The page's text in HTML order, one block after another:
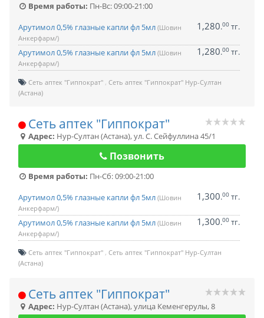
Время работы: Пн-Вс: 09:00-21:00
Арутимол 0,5% глазные капли фл 5мл (Шовин
Анкерфарм/)
1,280.00 тг.
Арутимол 0,5% глазные капли фл 5мл (Шовин
Анкерфарм/)
1,280.00 тг.
Сеть аптек "Гиппократ" Сеть аптек "Гиппократ" Нур-Султан
(Астана)
Сеть аптек "Гиппократ"
Адрес: Нур-Султан (Астана),ул. С. Сейфуллина 45/1
Позвонить
Время работы: Пн-Сб: 09:00-21:00
Арутимол 0,5% глазные капли фл 5мл (Шовин
Анкерфарм/)
1,300.00 тг.
Арутимол 0,5% глазные капли фл 5мл (Шовин
Анкерфарм/)
1,300.00 тг.
Сеть аптек "Гиппократ" Сеть аптек "Гиппократ" Нур-Султан
(Астана)
Сеть аптек "Гиппократ"
Адрес: Нур-Султан (Астана),улица Кеменгерулы, 8